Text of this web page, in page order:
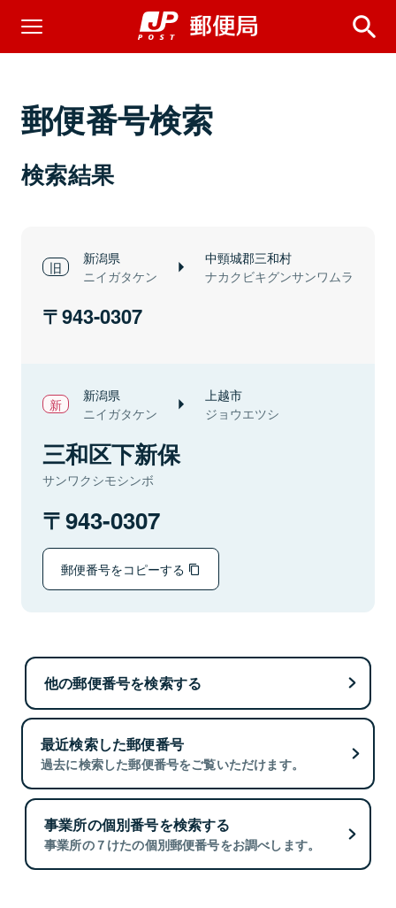
郵便番号検索
検索結果
新潟県
ニイガタケン
中頸城郡三和村
ナカクビキグンサンワムラ
943-0307
新潟県
ニイガタケン
上越市
ジョウエツシ
三和区下新保
サンワクシモシンボ
943-0307
郵便番号をコピーする
他の郵便番号を検索する
最近検索した郵便番号
過去に検索した郵便番号をご覧いただけます。
事業所の個別番号を検索する
事業所の７けたの個別郵便番号をお調べします。